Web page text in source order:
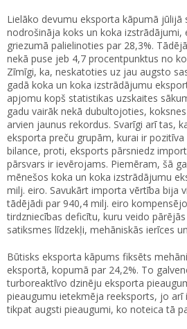
Lielāko devumu eksporta kāpumā jūlijā
nodrošināja koks un koka izstrādājumi,
griezumā palielinoties par 28,3%.
nekā puse jeb 4,7 procentpunktus no
Zīmīgi, ka, neskatoties uz jau augsto
gadā koka un koka izstrādājumu
apjomu kopš statistikas uzskaites
gadu vairāk nekā dubultojoties,
arvien jaunus rekordus. Svarīgi arī tas,
eksporta preču grupām, kurai ir
bilance, proti, eksports pārsniedz
pārsvars ir ievērojams. Piemēram, šā
mēnešos koka un koka izstrādājumu
milj. eiro. Savukārt importa vērtība bija
tādējādi par 940,4 milj. eiro
tirdzniecības deficītu, kuru veido
satiksmes līdzekļi, mehāniskās ierīces
Būtisks eksporta kāpums fiksēts
eksportā, kopumā par 24,2%. To
turboreaktīvo dzinēju eksporta
pieaugumu ietekmēja reeksports, jo
tikpat augsti pieaugumi, ko noteica tā